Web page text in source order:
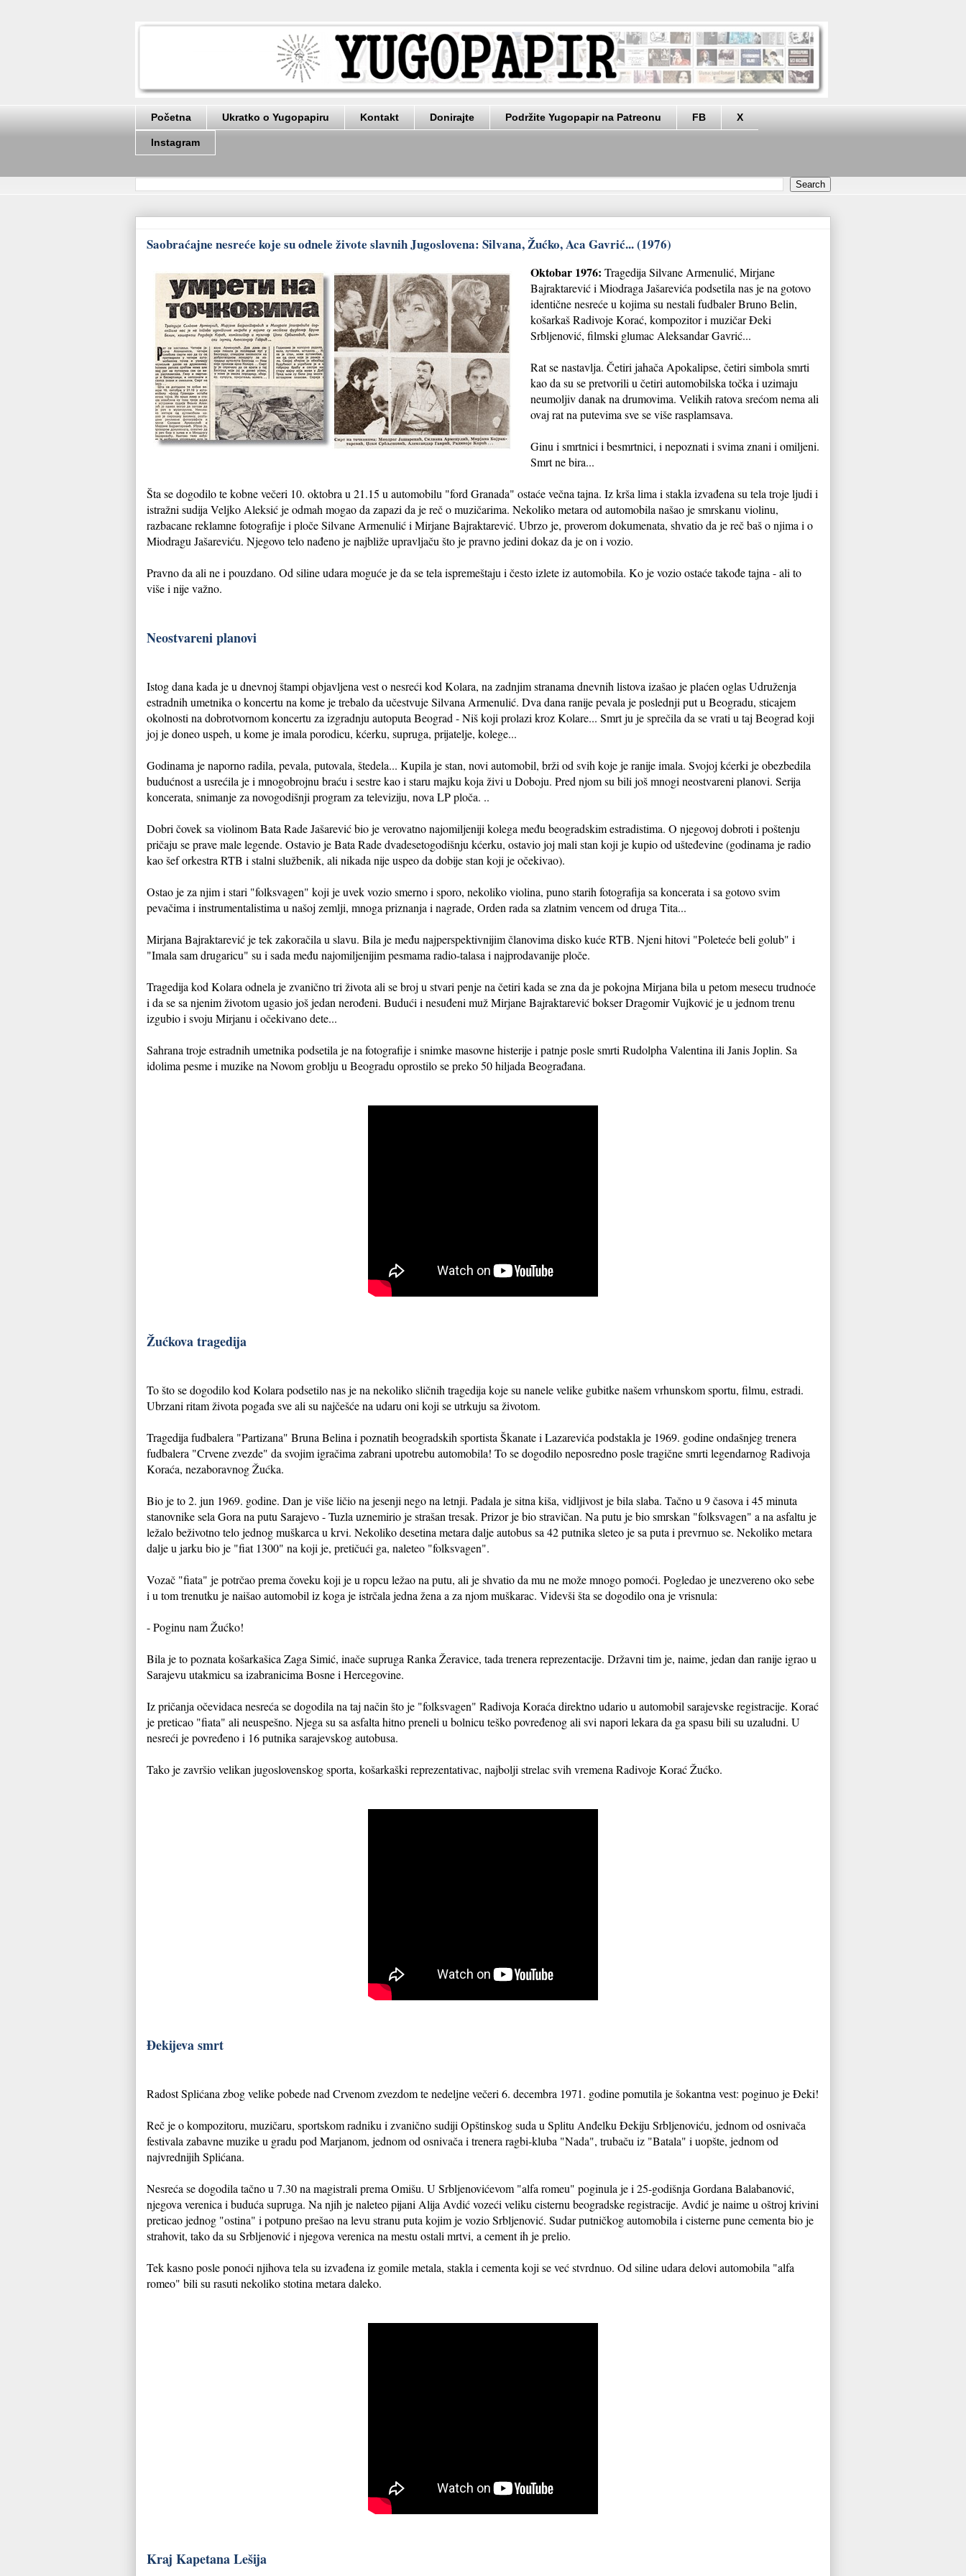
Početna Ukratko o Yugopapiru Kontakt Donirajte Podržite Yugopapir na Patreonu FB X
Instagram
Saobraćajne nesreće koje su odnele živote slavnih Jugoslovena: Silvana, Žućko, Aca Gavrić... (1976)
Oktobar 1976: Tragedija Silvane Armenulić, Mirjane
Bajraktarević i Miodraga Jašarevića podsetila nas je na gotovo
identične nesreće u kojima su nestali fudbaler Bruno Belin,
košarkaš Radivoje Korać, kompozitor i muzičar Đeki
Srbljenović, filmski glumac Aleksandar Gavrić...
Rat se nastavlja. Četiri jahača Apokalipse, četiri simbola smrti
kao da su se pretvorili u četiri automobilska točka i uzimaju
neumoljiv danak na drumovima. Velikih ratova srećom nema ali
ovaj rat na putevima sve se više rasplamsava.
Ginu i smrtnici i besmrtnici, i nepoznati i svima znani i omiljeni.
Smrt ne bira...
Šta se dogodilo te kobne večeri 10. oktobra u 21.15 u automobilu "ford Granada" ostaće večna tajna. Iz krša lima i stakla izvađena su tela troje ljudi i
istražni sudija Veljko Aleksić je odmah mogao da zapazi da je reč o muzičarima. Nekoliko metara od automobila našao je smrskanu violinu,
razbacane reklamne fotografije i ploče Silvane Armenulić i Mirjane Bajraktarević. Ubrzo je, proverom dokumenata, shvatio da je reč baš o njima i o
Miodragu Jašareviću. Njegovo telo nađeno je najbliže upravljaču što je pravno jedini dokaz da je on i vozio.
Pravno da ali ne i pouzdano. Od siline udara moguće je da se tela ispremeštaju i često izlete iz automobila. Ko je vozio ostaće takođe tajna - ali to
više i nije važno.
Neostvareni planovi
Istog dana kada je u dnevnoj štampi objavljena vest o nesreći kod Kolara, na zadnjim stranama dnevnih listova izašao je plaćen oglas Udruženja
estradnih umetnika o koncertu na kome je trebalo da učestvuje Silvana Armenulić. Dva dana ranije pevala je poslednji put u Beogradu, sticajem
okolnosti na dobrotvornom koncertu za izgradnju autoputa Beograd - Niš koji prolazi kroz Kolare... Smrt ju je sprečila da se vrati u taj Beograd koji
joj je doneo uspeh, u kome je imala porodicu, kćerku, supruga, prijatelje, kolege...
Godinama je naporno radila, pevala, putovala, štedela... Kupila je stan, novi automobil, brži od svih koje je ranije imala. Svojoj kćerki je obezbedila
budućnost a usrećila je i mnogobrojnu braću i sestre kao i staru majku koja živi u Doboju. Pred njom su bili još mnogi neostvareni planovi. Serija
koncerata, snimanje za novogodišnji program za televiziju, nova LP ploča. ..
Dobri čovek sa violinom Bata Rade Jašarević bio je verovatno najomiljeniji kolega među beogradskim estradistima. O njegovoj dobroti i poštenju
pričaju se prave male legende. Ostavio je Bata Rade dvadesetogodišnju kćerku, ostavio joj mali stan koji je kupio od ušteđevine (godinama je radio
kao šef orkestra RTB i stalni službenik, ali nikada nije uspeo da dobije stan koji je očekivao).
Ostao je za njim i stari "folksvagen" koji je uvek vozio smerno i sporo, nekoliko violina, puno starih fotografija sa koncerata i sa gotovo svim
pevačima i instrumentalistima u našoj zemlji, mnoga priznanja i nagrade, Orden rada sa zlatnim vencem od druga Tita...
Mirjana Bajraktarević je tek zakoračila u slavu. Bila je među najperspektivnijim članovima disko kuće RTB. Njeni hitovi "Poleteće beli golub" i
"Imala sam drugaricu" su i sada među najomiljenijim pesmama radio-talasa i najprodavanije ploče.
Tragedija kod Kolara odnela je zvanično tri života ali se broj u stvari penje na četiri kada se zna da je pokojna Mirjana bila u petom mesecu trudnoće
i da se sa njenim životom ugasio još jedan nerođeni. Budući i nesuđeni muž Mirjane Bajraktarević bokser Dragomir Vujković je u jednom trenu
izgubio i svoju Mirjanu i očekivano dete...
Sahrana troje estradnih umetnika podsetila je na fotografije i snimke masovne histerije i patnje posle smrti Rudolpha Valentina ili Janis Joplin. Sa
idolima pesme i muzike na Novom groblju u Beogradu oprostilo se preko 50 hiljada Beograđana.
Žućkova tragedija
To što se dogodilo kod Kolara podsetilo nas je na nekoliko sličnih tragedija koje su nanele velike gubitke našem vrhunskom sportu, filmu, estradi.
Ubrzani ritam života pogađa sve ali su najčešće na udaru oni koji se utrkuju sa životom.
Tragedija fudbalera "Partizana" Bruna Belina i poznatih beogradskih sportista Škanate i Lazarevića podstakla je 1969. godine ondašnjeg trenera
fudbalera "Crvene zvezde" da svojim igračima zabrani upotrebu automobila! To se dogodilo neposredno posle tragične smrti legendarnog Radivoja
Koraća, nezaboravnog Žućka.
Bio je to 2. jun 1969. godine. Dan je više ličio na jesenji nego na letnji. Padala je sitna kiša, vidljivost je bila slaba. Tačno u 9 časova i 45 minuta
stanovnike sela Gora na putu Sarajevo - Tuzla uznemirio je strašan tresak. Prizor je bio stravičan. Na putu je bio smrskan "folksvagen" a na asfaltu je
ležalo beživotno telo jednog muškarca u krvi. Nekoliko desetina metara dalje autobus sa 42 putnika sleteo je sa puta i prevrnuo se. Nekoliko metara
dalje u jarku bio je "fiat 1300" na koji je, pretičući ga, naleteo "folksvagen".
Vozač "fiata" je potrčao prema čoveku koji je u ropcu ležao na putu, ali je shvatio da mu ne može mnogo pomoći. Pogledao je unezvereno oko sebe
i u tom trenutku je naišao automobil iz koga je istrčala jedna žena a za njom muškarac. Videvši šta se dogodilo ona je vrisnula:
- Poginu nam Žućko!
Bila je to poznata košarkašica Zaga Simić, inače supruga Ranka Žeravice, tada trenera reprezentacije. Državni tim je, naime, jedan dan ranije igrao u
Sarajevu utakmicu sa izabranicima Bosne i Hercegovine.
Iz pričanja očevidaca nesreća se dogodila na taj način što je "folksvagen" Radivoja Koraća direktno udario u automobil sarajevske registracije. Korać
je preticao "fiata" ali neuspešno. Njega su sa asfalta hitno preneli u bolnicu teško povređenog ali svi napori lekara da ga spasu bili su uzaludni. U
nesreći je povređeno i 16 putnika sarajevskog autobusa.
Tako je završio velikan jugoslovenskog sporta, košarkaški reprezentativac, najbolji strelac svih vremena Radivoje Korać Žućko.
Đekijeva smrt
Radost Splićana zbog velike pobede nad Crvenom zvezdom te nedeljne večeri 6. decembra 1971. godine pomutila je šokantna vest: poginuo je Đeki!
Reč je o kompozitoru, muzičaru, sportskom radniku i zvanično sudiji Opštinskog suda u Splitu Anđelku Đekiju Srbljenoviću, jednom od osnivača
festivala zabavne muzike u gradu pod Marjanom, jednom od osnivača i trenera ragbi-kluba "Nada", trubaču iz "Batala" i uopšte, jednom od
najvrednijih Splićana.
Nesreća se dogodila tačno u 7.30 na magistrali prema Omišu. U Srbljenovićevom "alfa romeu" poginula je i 25-godišnja Gordana Balabanović,
njegova verenica i buduća supruga. Na njih je naleteo pijani Alija Avdić vozeći veliku cisternu beogradske registracije. Avdić je naime u oštroj krivini
preticao jednog "ostina" i potpuno prešao na levu stranu puta kojim je vozio Srbljenović. Sudar putničkog automobila i cisterne pune cementa bio je
strahovit, tako da su Srbljenović i njegova verenica na mestu ostali mrtvi, a cement ih je prelio.
Tek kasno posle ponoći njihova tela su izvađena iz gomile metala, stakla i cementa koji se već stvrdnuo. Od siline udara delovi automobila "alfa
romeo" bili su rasuti nekoliko stotina metara daleko.
Kraj Kapetana Lešija